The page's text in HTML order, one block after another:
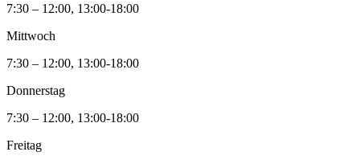
7:30 – 12:00, 13:00-18:00
Mittwoch
7:30 – 12:00, 13:00-18:00
Donnerstag
7:30 – 12:00, 13:00-18:00
Freitag